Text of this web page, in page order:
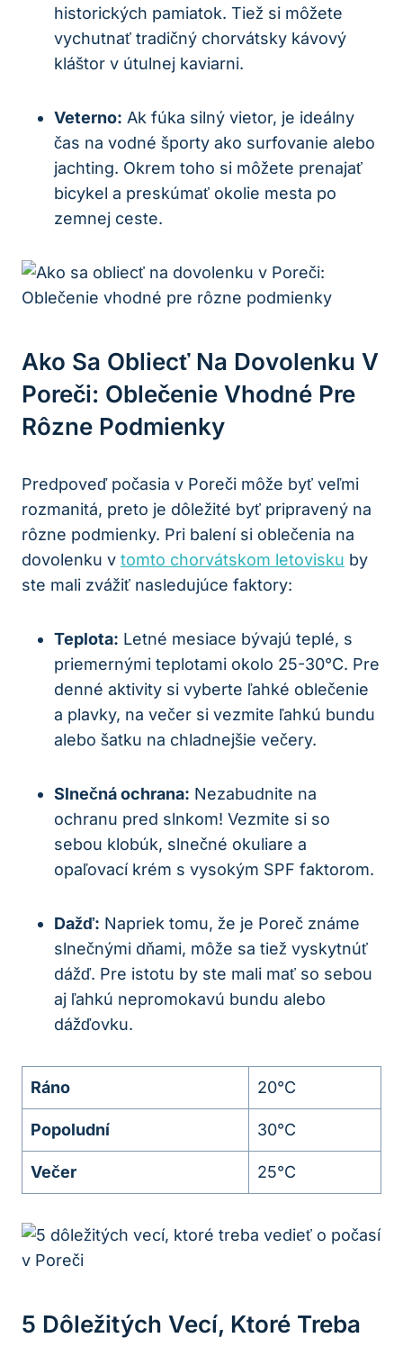
historických pamiatok. Tiež si môžete
‍vychutnať tradičný ‌chorvátsky kávový ​
kláštor v útulnej kaviarni.
Veterno: ‌Ak fúka‌ silný vietor, je ideálny
čas ​na vodné športy ako surfovanie alebo
jachting. Okrem toho si môžete prenajať
bicykel a preskúmať okolie mesta po
zemnej ceste.
Ako Sa Obliecť Na Dovolenku V
Poreči: Oblečenie Vhodné Pre⁣
Rôzne⁢ Podmienky
Predpoveď počasia‍ v Poreči⁤ môže byť‍ veľmi
rozmanitá, preto je dôležité byť pripravený na
rôzne podmienky. Pri balení si oblečenia na
‍dovolenku v tomto chorvátskom letovisku by
ste mali zvážiť nasledujúce faktory:
Teplota: Letné ‍mesiace bývajú teplé, s
priemernými teplotami okolo 25-30°C.​ Pre⁣
denné aktivity si vyberte ľahké ​oblečenie
⁤a plavky, na večer si vezmite ľahkú bundu⁢
alebo šatku na chladnejšie večery.
Slnečná‍ ochrana: Nezabudnite na
‌ochranu pred slnkom! Vezmite si so
sebou klobúk, slnečné okuliare a
opaľovací krém​ s vysokým SPF faktorom.
Dažď: Napriek tomu, že je Poreč známe
slnečnými dňami, môže sa tiež vyskytnúť
dážď. Pre istotu by ste mali mať so​ sebou
aj ľahkú nepromokavú ⁤bundu alebo⁣
dážďovku.
Ráno 20°C
Popoludní 30°C
Večer 25°C
5 Dôležitých Vecí, ‌ktoré Treba